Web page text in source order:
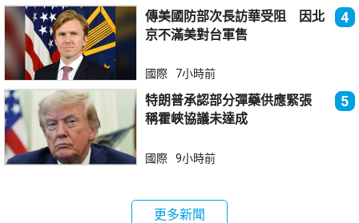
傳美國防部次長訪華受阻 因北
京不滿美對台軍售
4
國際 7小時前
特朗普承認部分彈藥供應緊張
稱霍峽協議未達成
5
國際 9小時前
更多新聞